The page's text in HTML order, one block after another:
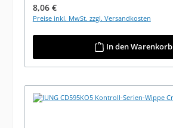
Regulärer Preis:
8,06 €
Preise inkl. MwSt. zzgl. Versandkosten
In den Warenkorb